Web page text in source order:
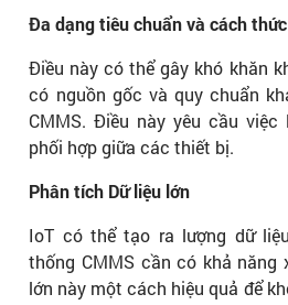
Đa dạng tiêu chuẩn và cách
Điều này có thể gây khó khăn
có nguồn gốc và quy chuẩn
CMMS. Điều này yêu cầu
phối hợp giữa các thiết bị.
Phân tích Dữ liệu lớn
IoT có thể tạo ra lượng dữ
thống CMMS cần có khả năng
lớn này một cách hiệu quả để